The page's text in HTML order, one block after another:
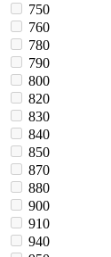
750
760
780
790
800
820
830
840
850
870
880
900
910
940